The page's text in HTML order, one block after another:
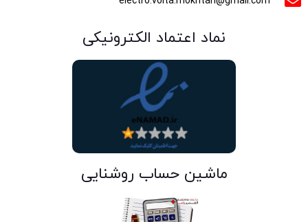
نماد اعتماد الکترونیکی
ماشین حساب روشنایی